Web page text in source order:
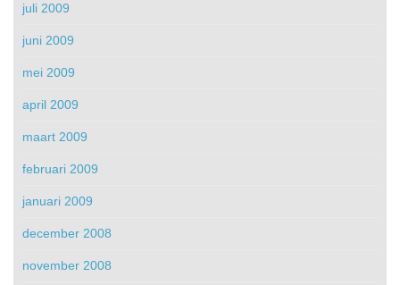
juli 2009
juni 2009
mei 2009
april 2009
maart 2009
februari 2009
januari 2009
december 2008
november 2008